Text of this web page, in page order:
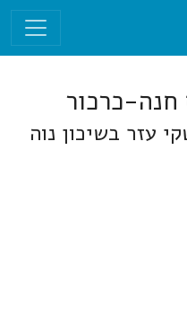
עזר בשיכון נוה